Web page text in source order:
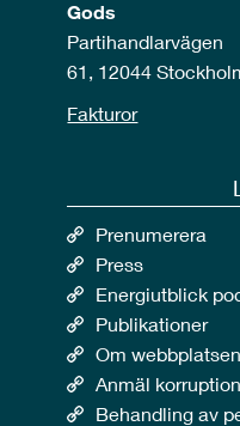
Gods
Partihandlarvägen
61, 12044
Fakturor
Prenumerera
Press
Energiutblick
Publikationer
Om webbplatsen
Anmäl
Behandling av